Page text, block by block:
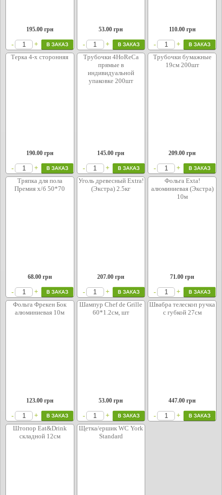
195.00грн
- +
53.00 грн
- +
110.00грн
-
+
Терка 4-х сторонняя
190.00грн
- +
Трубочки 4HoReCa
прямые в
индивидуальной
упаковке 200шт
145.00 грн
- +
Трубочки бумажные
19см 200шт
209.00 грн
-
+
Тряпка для пола
Премия х/б 50*70
68.00грн
- +
Уголь древесный Extra!
(Экстра) 2.5кг
207.00 грн
- +
Фольга Exta!
алюминиевая (Экстра)
10м
71.00 грн
-
+
Фольга Фрекен Бок
алюминиевая 10м
123.00грн
- +
Шампур Chef de Grille
60*1.2см, шт
53.00 грн
- +
Швабра телескоп ручка
с губкой 27см
447.00 грн
-
+
Штопор Eat&Drink
складной 12см
Щетка/ершик WC York
Standard